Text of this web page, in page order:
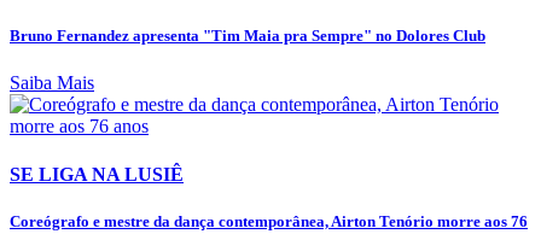
Bruno Fernandez apresenta "Tim Maia pra Sempre" no Dolores Club
Saiba Mais
SE LIGA NA LUSIÊ
Coreógrafo e mestre da dança contemporânea, Airton Tenório morre aos 76